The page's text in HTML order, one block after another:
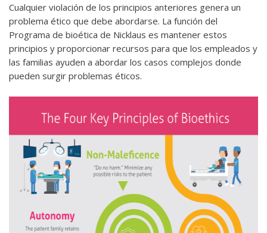
Cualquier violación de los principios anteriores genera un
problema ético que debe abordarse. La función del
Programa de bioética de Nicklaus es mantener estos
principios y proporcionar recursos para que los empleados y
las familias ayuden a abordar los casos complejos donde
pueden surgir problemas éticos.